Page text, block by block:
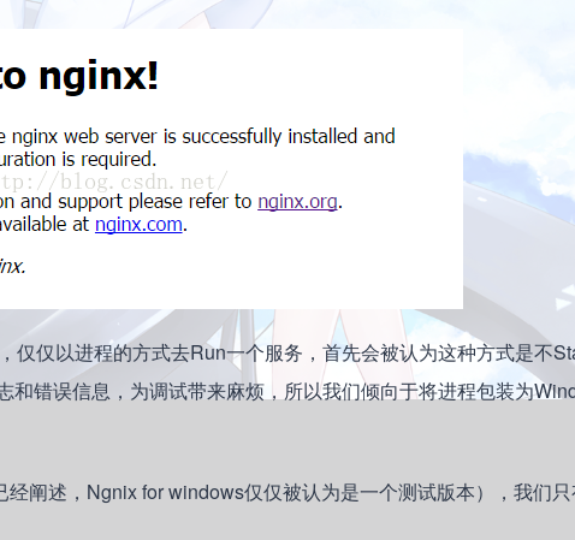
仅以进程的方式去Run一个服务，首先会被认为这种方式是不
错误信息，为调试带来麻烦，所以我们倾向于将进程包装为
阐述，Ngnix for windows仅仅被认为是一个测试版本），我们